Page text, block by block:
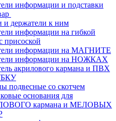
информации и подставки
и держатели к ним
информации на гибкой
присоской
информации на МАГНИТЕ
информации на НОЖКАХ
акрилового кармана и ПВХ
подвесные со скотчем
основания для
кармана и МЕЛОВЫХ